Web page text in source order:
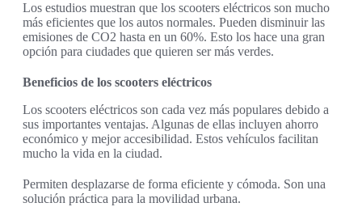
Los estudios muestran que los scooters eléctricos son mucho
más eficientes que los autos normales. Pueden disminuir las
emisiones de CO2 hasta en un 60%. Esto los hace una gran
opción para ciudades que quieren ser más verdes.
Beneficios de los scooters eléctricos
Los scooters eléctricos son cada vez más populares debido a
sus importantes ventajas. Algunas de ellas incluyen ahorro
económico y mejor accesibilidad. Estos vehículos facilitan
mucho la vida en la ciudad.
Permiten desplazarse de forma eficiente y cómoda. Son una
solución práctica para la movilidad urbana.